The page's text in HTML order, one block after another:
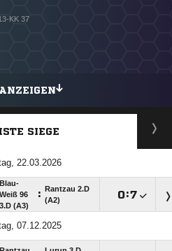
KK 37
SIEGE
22.03.2026
Blau-
Weiß 96
3.D (A3)
:
Rantzau 2.D
(A2)
:
07.12.2025